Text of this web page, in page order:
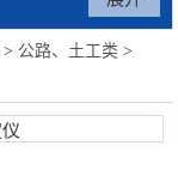
> 公路、土工类 >